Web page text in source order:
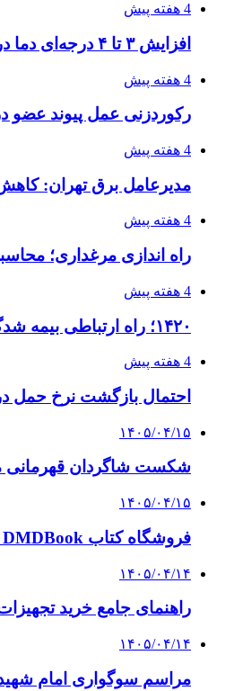
4 هفته پیش
افزایش ۳ تا ۴ درجه‌ای دما در ایلام تا اواخر هفته
4 هفته پیش
رکوردزنی عمل پیوند عضو
4 هفته پیش
مدیرعامل برق تهران: کاهش ۱۰ درصدی مصرف برق، ضامن پایداری شبکه
4 هفته پیش
راه اندازی مرغداری؛
4 هفته پیش
۱۴۲۰؛ راه ارتباطی بیمه شدگان تأمین‌اجتماعی
4 هفته پیش
احتمال بازگشت نرخ حمل دریایی
۱۴۰۵/۰۴/۱۵
شکست شاگردان قهرمانی
۱۴۰۵/۰۴/۱۵
فروشگاه کتاب DMDBook | خرید کتاب فانتزی، عاشقانه، دارک رومنس و رمان بدون حذفیات
۱۴۰۵/۰۴/۱۴
راهنمای جامع خرید
۱۴۰۵/۰۴/۱۴
مراسم سوگواری امام